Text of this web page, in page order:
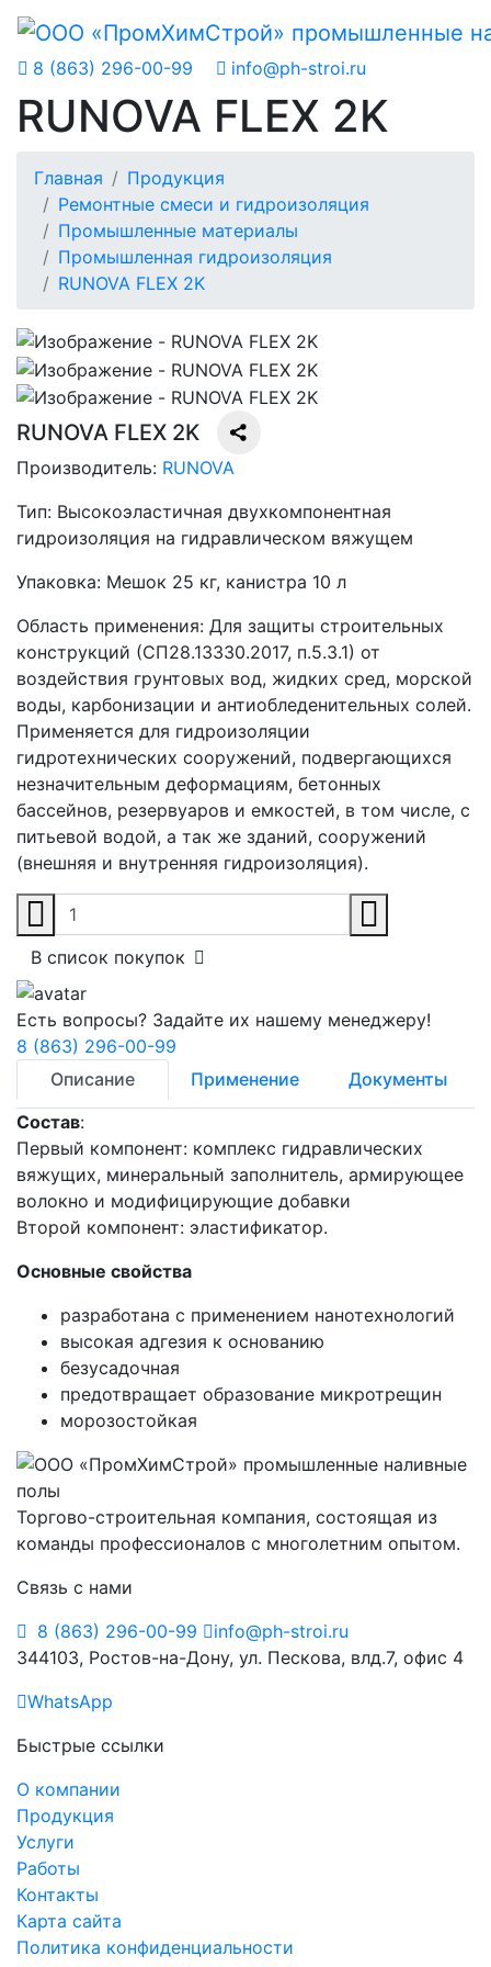
8 (863) 296-00-99 info@ph-stroi.ru
RUNOVA FLEX 2K
Главная
Продукция
Ремонтные смеси и гидроизоляция
Промышленные материалы
Промышленная гидроизоляция
RUNOVA FLEX 2K
RUNOVA FLEX 2K
Производитель: RUNOVA
Тип: Высокоэластичная двухкомпонентная
гидроизоляция на гидравлическом вяжущем
Упаковка: Мешок 25 кг, канистра 10 л
Область применения: Для защиты строительных
конструкций (СП28.13330.2017, п.5.3.1) от
воздействия грунтовых вод, жидких сред, морской
воды, карбонизации и антиобледенительных солей.
Применяется для гидроизоляции
гидротехнических сооружений, подвергающихся
незначительным деформациям, бетонных
бассейнов, резервуаров и емкостей, в том числе, с
питьевой водой, а так же зданий, сооружений
(внешняя и внутренняя гидроизоляция).
В список покупок
Есть вопросы? Задайте их нашему менеджеру!
8 (863) 296-00-99
Описание
Применение
Документы
Состав:
Первый компонент: комплекс гидравлических
вяжущих, минеральный заполнитель, армирующее
волокно и модифицирующие добавки
Второй компонент: эластификатор.
Основные свойства
разработана с применением нанотехнологий
высокая адгезия к основанию
безусадочная
предотвращает образование микротрещин
морозостойкая
Торгово-строительная компания, состоящая из
команды профессионалов с многолетним опытом.
Связь с нами
8 (863) 296-00-99
info@ph-stroi.ru
344103, Ростов-на-Дону, ул. Пескова, влд.7, офис 4
WhatsApp
Быстрые ссылки
О компании
Продукция
Услуги
Работы
Контакты
Карта сайта
Политика конфиденциальности